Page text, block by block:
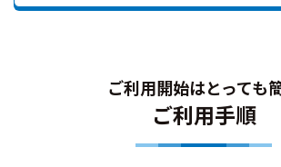
ご利用開始はとっても
ご利用手順